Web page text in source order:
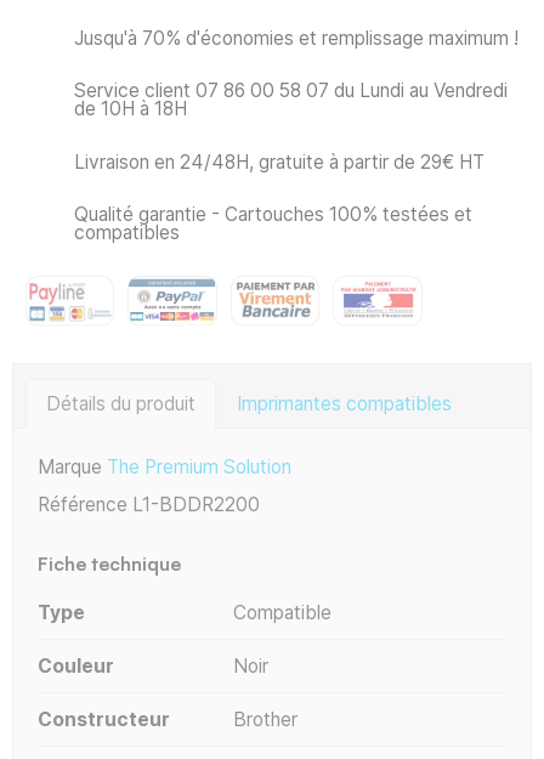
Jusqu'à 70% d'économies et remplissage maximum !
Service client 07 86 00 58 07 du Lundi au Vendredi
de 10H à 18H
Livraison en 24/48H, gratuite à partir de 29€ HT
Qualité garantie - Cartouches 100% testées et
compatibles
Détails du produit Imprimantes compatibles
Marque The Premium Solution
Référence L1-BDDR2200
Fiche technique
Type Compatible
Couleur Noir
Constructeur Brother